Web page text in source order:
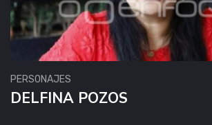
PERSONAJES
DELFINA POZOS